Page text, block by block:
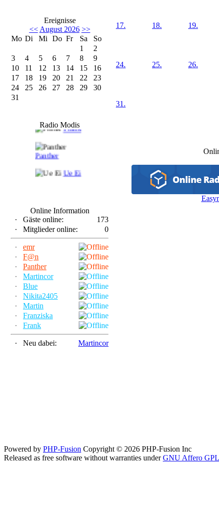
Ereignisse
<< August 2026 >>
Mo Di Mi Do Fr Sa
So
1
2
3
4 5 6 7 8
9
10
11 12 13 14 15
16
17
18 19 20 21 22
23
24
25 26 27 28 29
30
31
Radio Modis
Frank
Panther
Ue Ei
Online Information
·
Gäste online:
173
·
Mitglieder online: 0
·
emr
·
F@n
·
Panther
·
Martincor
·
Blue
·
Nikita2405
·
Martin
·
Franziska
·
Frank
· Neu dabei: Martincor
17. 18. 19.
24. 25. 26.
31.
Powered by PHP-Fusion Copyright © 2026 PHP-Fusion Inc
Released as free software without warranties underGNU Affero GPL